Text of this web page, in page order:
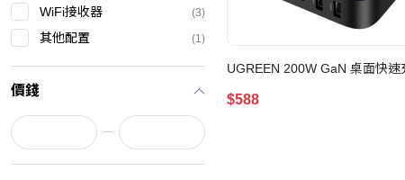
WiFi接收器 (3)
其他配置 (1)
價錢
UGREEN 200W GaN 桌面快速
$588